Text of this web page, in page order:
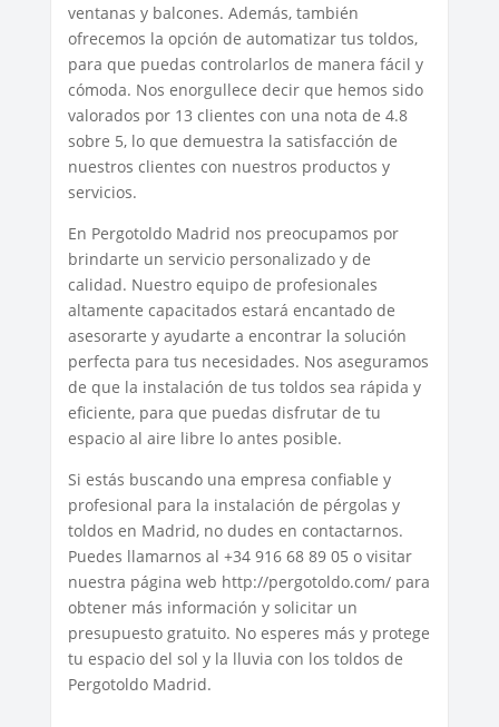
ventanas y balcones. Además, también
ofrecemos la opción de automatizar tus toldos,
para que puedas controlarlos de manera fácil y
cómoda. Nos enorgullece decir que hemos sido
valorados por 13 clientes con una nota de 4.8
sobre 5, lo que demuestra la satisfacción de
nuestros clientes con nuestros productos y
servicios.
En Pergotoldo Madrid nos preocupamos por
brindarte un servicio personalizado y de
calidad. Nuestro equipo de profesionales
altamente capacitados estará encantado de
asesorarte y ayudarte a encontrar la solución
perfecta para tus necesidades. Nos aseguramos
de que la instalación de tus toldos sea rápida y
eficiente, para que puedas disfrutar de tu
espacio al aire libre lo antes posible.
Si estás buscando una empresa confiable y
profesional para la instalación de pérgolas y
toldos en Madrid, no dudes en contactarnos.
Puedes llamarnos al +34 916 68 89 05 o visitar
nuestra página web http://pergotoldo.com/ para
obtener más información y solicitar un
presupuesto gratuito. No esperes más y protege
tu espacio del sol y la lluvia con los toldos de
Pergotoldo Madrid.